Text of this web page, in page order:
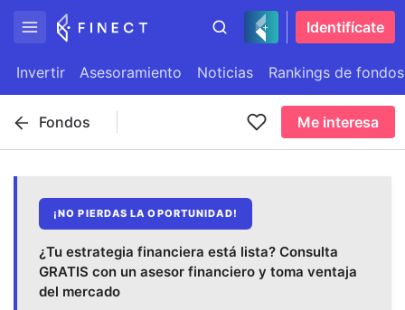
Identifícate
Invertir Asesoramiento Noticias Rankings de fondos
Fondos Me interesa
¡NO PIERDAS LA OPORTUNIDAD!
¿Tu estrategia financiera está lista? Consulta
GRATIS con un asesor financiero y toma ventaja
del mercado